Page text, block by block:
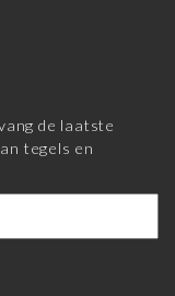
de laatste
tegels en